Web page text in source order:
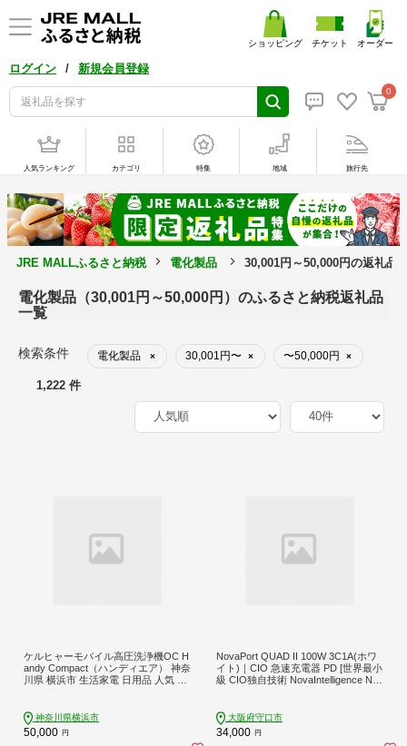
ログイン / 新規会員登録
0
ショッピング チケット オーダー
人気ランキング カテゴリ 特集 地域 旅行先
JRE MALLふるさと納税 電化製品 30,001円～50,000円の返礼品
電化製品（30,001円～50,000円）のふるさと納税返礼品
一覧
検索条件 電化製品 × 30,001円〜 × 〜50,000円 ×
1,222 件
ケルヒャーモバイル高圧洗浄機OC H
andy Compact（ハンディエア） 神奈
川県 横浜市 生活家電 日用品 人気 お
浄 家事ラク ベランダ掃除
神奈川県横浜市
50,000 円
NovaPort QUAD II 100W 3C1A(ホワ
イト)｜CIO 急速充電器 PD [世界最小
級 CIO独自技術 NovaIntelligence Nov
量 iPhone 15 Android Galaxy MacBoo
k iPad向け ノートPC [2529]
大阪府守口市
34,000 円